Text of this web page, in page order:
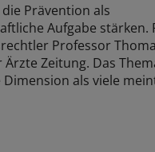
Prävention als
Aufgabe stärken.
Professor
Zeitung. Das
als viele